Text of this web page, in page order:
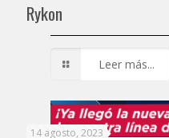
Rykon
Leer más...
14 agosto, 2023